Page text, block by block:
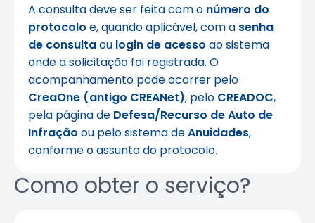
A consulta deve ser feita com o número do
protocolo e, quando aplicável, com a senha
de consultaou login de acesso ao sistema
onde a solicitação foi registrada. O
acompanhamento pode ocorrer pelo
CreaOne (antigo CREANet), pelo CREADOC,
pela página de Defesa/Recurso de Auto de
Infração ou pelo sistema deAnuidades,
conforme o assunto do protocolo.
Como obter o serviço?